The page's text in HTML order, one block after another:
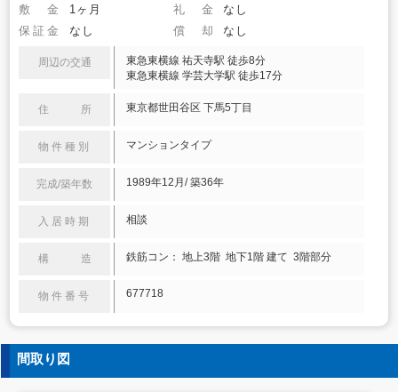
敷 金
1ヶ月 礼 金
なし
保証金
なし 償 却 なし
周辺の交通
東急東横線 祐天寺駅 徒歩8分
東急東横線 学芸大学駅 徒歩17分
住 所 東京都世田谷区 下馬5丁目
物件種別 マンションタイプ
完成/築年数 1989年12月/ 築36年
入居時期 相談
構 造 鉄筋コン： 地上3階 地下1階 建て 3階部分
物件番号 677718
間取り図